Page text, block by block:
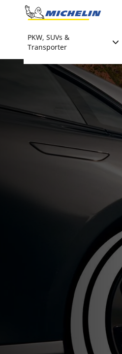
Go to page content
PKW, SUVs &
Transporter